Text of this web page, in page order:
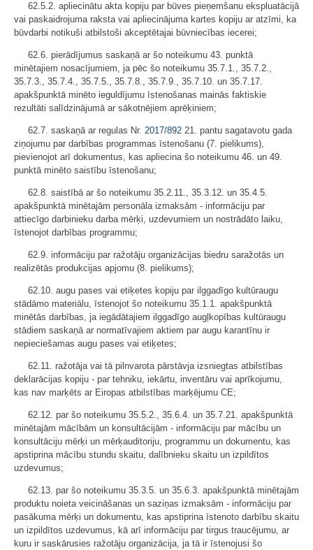
62.5.2. apliecinātu akta kopiju par būves pieņemšanu ekspluatācijā
vai paskaidrojuma raksta vai apliecinājuma kartes kopiju ar atzīmi, ka
būvdarbi notikuši atbilstoši akceptētajai būvniecības iecerei;
62.6. pierādījumus saskaņā ar šo noteikumu 43. punktā
minētajiem nosacījumiem, ja pēc šo noteikumu 35.7.1., 35.7.2.​​​​​​​,
35.7.3.​​​​​​​, 35.7.4.​​​​​​​, 35.7.5.​​​​​​​, 35.7.8.​​​​​​​, 35.7.9.​​​​​​​, 35.7.10. un 35.7.17.
apakšpunktā minēto ieguldījumu īstenošanas mainās faktiskie
rezultāti salīdzinājumā ar sākotnējiem aprēķiniem;
62.7. saskaņā ar regulas Nr. 2017/892 21. pantu sagatavotu gada
ziņojumu par darbības programmas īstenošanu (7. pielikums),
pievienojot arī dokumentus, kas apliecina šo noteikumu 46. un 49. ​​​​​​​
punktā minēto saistību īstenošanu;
62.8. saistībā ar šo noteikumu 35.2.11., 35.3.12. un 35.4.5.
apakšpunktā minētajām personāla izmaksām - informāciju par
attiecīgo darbinieku darba mērķi, uzdevumiem un nostrādāto laiku,
īstenojot darbības programmu;
62.9. informāciju par ražotāju organizācijas biedru saražotās un
realizētās produkcijas apjomu (8. pielikums);
62.10. augu pases vai etiķetes kopiju par ilggadīgo kultūraugu
stādāmo materiālu, īstenojot šo noteikumu 35.1.1. apakšpunktā
minētās darbības, ja iegādātajiem ilggadīgo augļkopības kultūraugu
stādiem saskaņā ar normatīvajiem aktiem par augu karantīnu ir
nepieciešamas augu pases vai etiķetes;
62.11. ražotāja vai tā pilnvarota pārstāvja izsniegtas atbilstības
deklarācijas kopiju - par tehniku, iekārtu, inventāru vai aprīkojumu,
kas nav marķēts ar Eiropas atbilstības marķējumu CE;
62.12. par šo noteikumu 35.5.2., 35.6.4. un 35.7.21. apakšpunktā
minētajām mācībām un konsultācijām - informāciju par mācību un
konsultāciju mērķi un mērķauditoriju, programmu un dokumentu, kas
apstiprina mācību stundu skaitu, dalībnieku skaitu un izpildītos
uzdevumus;
62.13. par šo noteikumu 35.3.5. un 35.6.3. apakšpunktā minētajām
produktu noieta veicināšanas un saziņas izmaksām - informāciju par
pasākuma mērķi un dokumentu, kas apstiprina īstenoto darbību skaitu
un izpildītos uzdevumus, kā arī informāciju par tirgus traucējumu, ar
kuru ir saskārusies ražotāju organizācija, ja tā ir īstenojusi šo